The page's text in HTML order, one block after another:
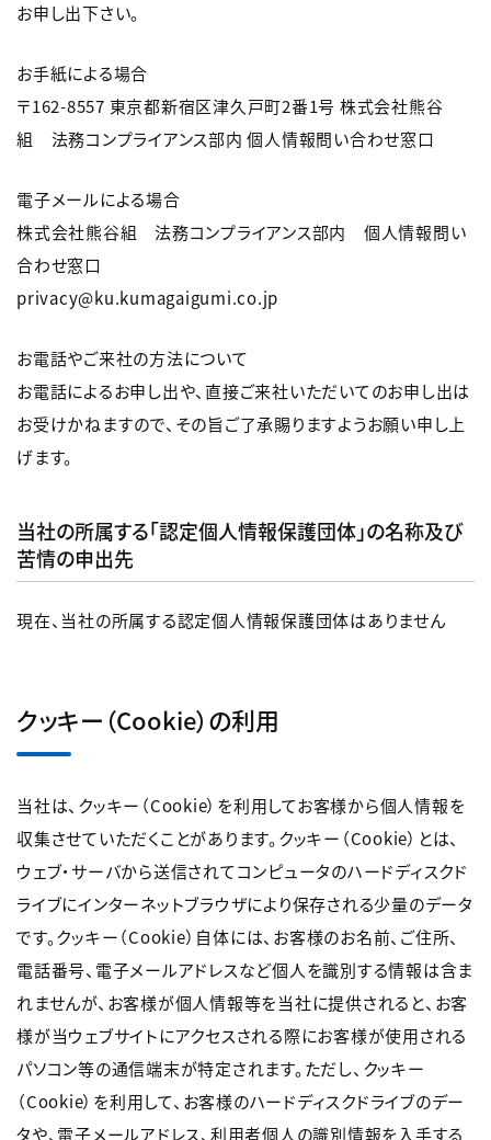
お申し出下さい。
お手紙による場合
〒162-8557 東京都新宿区津久戸町2番1号 株式会社熊谷
組 法務コンプライアンス部内 個人情報問い合わせ窓口
電子メールによる場合
株式会社熊谷組 法務コンプライアンス部内 個人情報問い
合わせ窓口
privacy@ku.kumagaigumi.co.jp
お電話やご来社の方法について
お電話によるお申し出や、直接ご来社いただいてのお申し出は
お受けかねますので、その旨ご了承賜りますようお願い申し上
げます。
当社の所属する「認定個人情報保護団体」の名称及び
苦情の申出先
現在、当社の所属する認定個人情報保護団体はありません
クッキー（Cookie）の利用
当社は、クッキー（Cookie）を利用してお客様から個人情報を
収集させていただくことがあります。クッキー（Cookie）とは、
ウェブ・サーバから送信されてコンピュータのハードディスクド
ライブにインターネットブラウザにより保存される少量のデータ
です。クッキー（Cookie）自体には、お客様のお名前、ご住所、
電話番号、電子メールアドレスなど個人を識別する情報は含ま
れませんが、お客様が個人情報等を当社に提供されると、お客
様が当ウェブサイトにアクセスされる際にお客様が使用される
パソコン等の通信端末が特定されます。ただし、クッキー
（Cookie）を利用して、お客様のハードディスクドライブのデー
タや、電子メールアドレス、利用者個人の識別情報を入手する